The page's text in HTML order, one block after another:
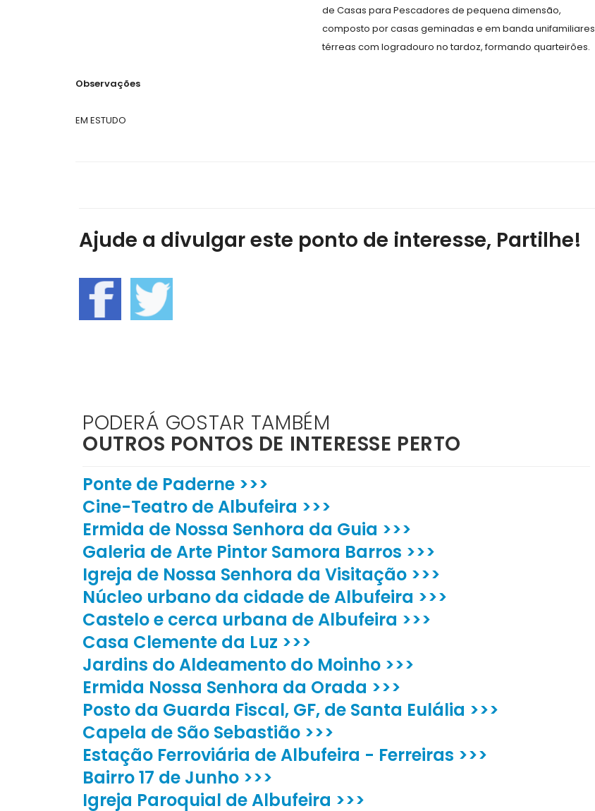
de Casas para Pescadores de pequena dimensão,
composto por casas geminadas e em banda unifamiliares
térreas com logradouro no tardoz, formando quarteirões.
Observações
EM ESTUDO
Ajude a divulgar este ponto de interesse, Partilhe!
PODERÁ GOSTAR TAMBÉM
OUTROS PONTOS DE INTERESSE PERTO
Ponte de Paderne >>>
Cine-Teatro de Albufeira >>>
Ermida de Nossa Senhora da Guia >>>
Galeria de Arte Pintor Samora Barros >>>
Igreja de Nossa Senhora da Visitação >>>
Núcleo urbano da cidade de Albufeira >>>
Castelo e cerca urbana de Albufeira >>>
Casa Clemente da Luz >>>
Jardins do Aldeamento do Moinho >>>
Ermida Nossa Senhora da Orada >>>
Posto da Guarda Fiscal, GF, de Santa Eulália >>>
Capela de São Sebastião >>>
Estação Ferroviária de Albufeira - Ferreiras >>>
Bairro 17 de Junho >>>
Igreja Paroquial de Albufeira >>>